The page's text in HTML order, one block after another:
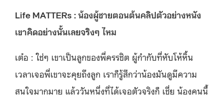
Life MATTERs : น้องผู้ชายตอนต้นคลิปตัวอย่างหนัง
เขาคิดอย่างนั้นเลยจริงๆ ไหม
เต๋อ : ใช่ๆ เขาเป็นลูกของพี่ครรชิต ผู้กำกับที่หับโห้หิ้น
เวลาเจอพี่เขาจะคุยถึงลูก เราก็รู้สึกว่าน้องมันดูมีความ
สนใจมากมาย แล้ววันหนึ่งที่ได้เจอตัวจริงก็ เชี่ย น้องคนนี้